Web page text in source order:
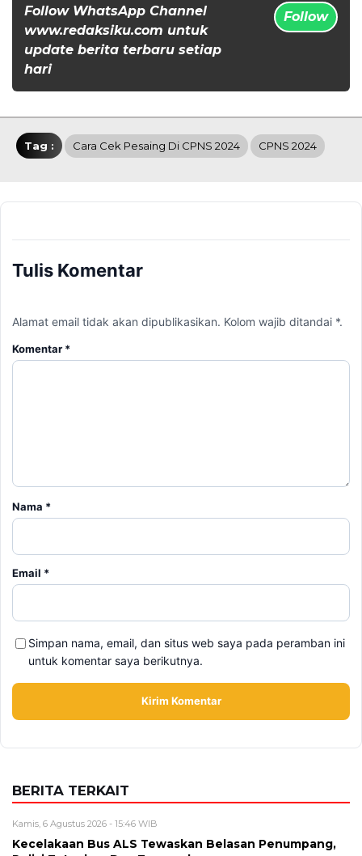
Follow WhatsApp Channel
www.redaksiku.com untuk
update berita terbaru setiap
hari
Follow
Tag : Cara Cek Pesaing Di CPNS 2024 CPNS 2024
Tulis Komentar
Alamat email tidak akan dipublikasikan. Kolom wajib ditandai *.
Komentar *
Nama *
Email *
Simpan nama, email, dan situs web saya pada peramban ini
untuk komentar saya berikutnya.
BERITA TERKAIT
Kamis, 6 Agustus 2026 - 15:46 WIB
Kecelakaan Bus ALS Tewaskan Belasan Penumpang,